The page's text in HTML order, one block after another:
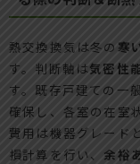
熱交換換気は冬の 寒
す。判断軸は気密性
す。既存戸建ての一
確保し、各室の在室
費用は機器グレード
損計算を行い、 余裕